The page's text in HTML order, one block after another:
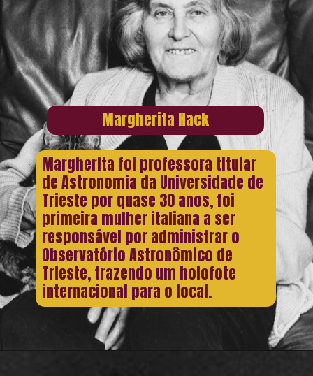
Margherita foi professora titular
de Astronomia da Universidade de
Trieste por quase 30 anos, foi
primeira mulher italiana a ser
responsável por administrar o
Observatório Astronômico de
Trieste, trazendo um holofote
internacional para o local.
Margherita Hack